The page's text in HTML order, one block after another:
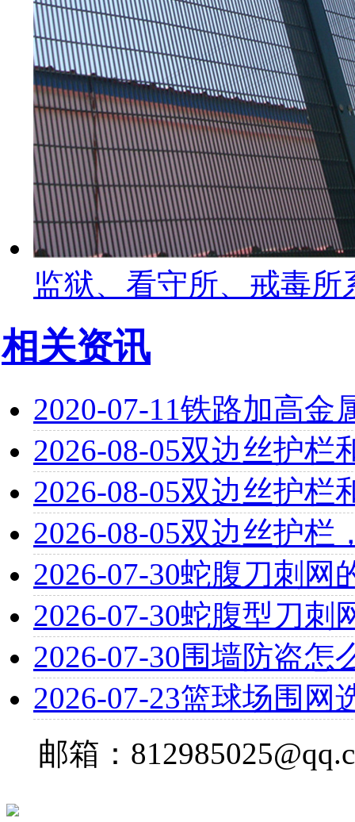
监狱、看守所、戒毒所
相关资讯
2020-07-11铁路加高金
2026-08-05双边丝护栏
2026-08-05双边丝护栏
2026-08-05双边丝护栏
2026-07-30蛇腹刀刺网
2026-07-30蛇腹型刀刺
2026-07-30围墙防盗怎
2026-07-23篮球场围网
邮箱：